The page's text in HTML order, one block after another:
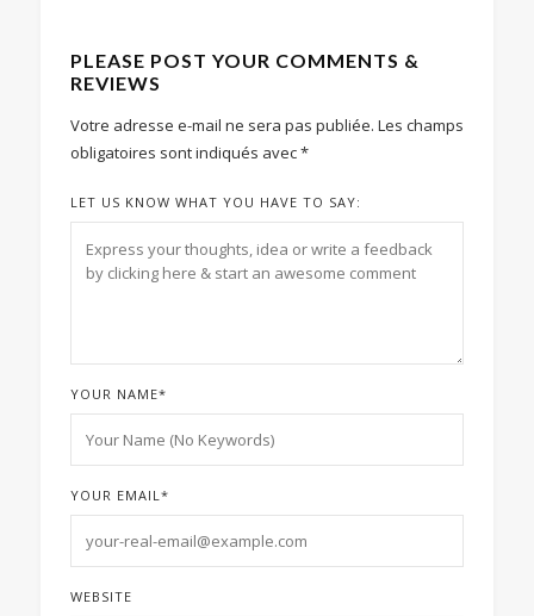
PLEASE POST YOUR COMMENTS &
REVIEWS
Votre adresse e-mail ne sera pas publiée. Les champs
obligatoires sont indiqués avec*
LET US KNOW WHAT YOU HAVE TO SAY:
YOUR NAME*
YOUR EMAIL *
WEBSITE